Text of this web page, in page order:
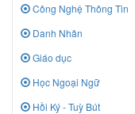
Công Nghệ Thông Tin
Danh Nhân
Giáo dục
Học Ngoại Ngữ
Hồi Ký - Tuỳ Bút